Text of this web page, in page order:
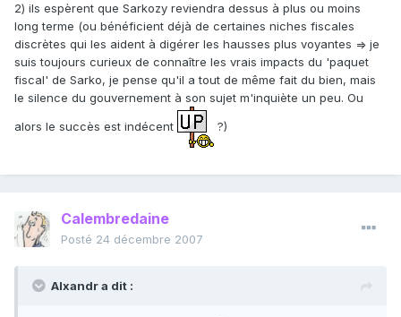
2) ils espèrent que Sarkozy reviendra dessus à plus ou moins
long terme (ou bénéficient déjà de certaines niches fiscales
discrètes qui les aident à digérer les hausses plus voyantes => je
suis toujours curieux de connaître les vrais impacts du 'paquet
fiscal' de Sarko, je pense qu'il a tout de même fait du bien, mais
le silence du gouvernement à son sujet m'inquiète un peu. Ou
alors le succès est indécent
?)
Calembredaine
Posté 24 décembre 2007
Alxandr a dit :